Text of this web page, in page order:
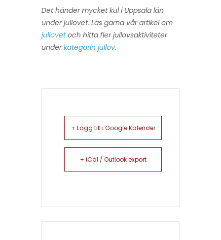
Det händer mycket kul i Uppsala län
under jullovet. Läs gärna vår artikel om
jullovetoch hitta fler jullovsaktiviteter
underkategorin jullov.
+ Lägg till i Google Kalender
+ iCal / Outlook export